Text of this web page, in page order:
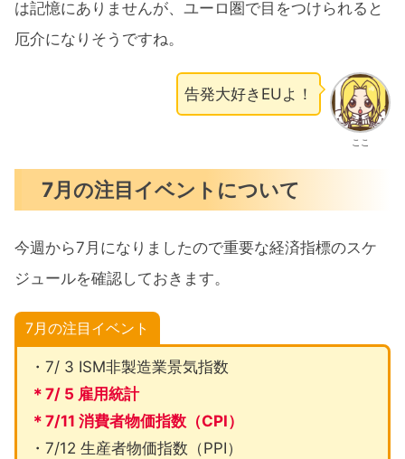
は記憶にありませんが、ユーロ圏で目をつけられると
厄介になりそうですね。
ここ
告発大好きEUよ！
7月の注目イベントについて
今週から7月になりましたので重要な経済指標のスケ
ジュールを確認しておきます。
7月の注目イベント
・7/ 3 ISM非製造業景気指数
＊7/ 5 雇用統計
＊7/11 消費者物価指数（CPI）
・7/12 生産者物価指数（PPI）